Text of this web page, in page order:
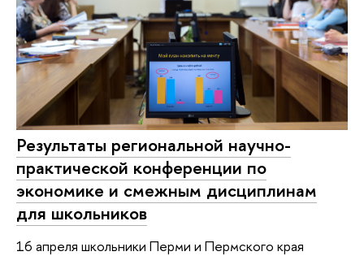
Результаты региональной научно-
практической конференции по
экономике и смежным дисциплинам
для школьников
16 апреля школьники Перми и Пермского края